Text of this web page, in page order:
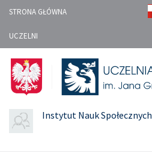
STRONA GŁÓWNA
UCZELNI
Instytut Nauk Społecznych